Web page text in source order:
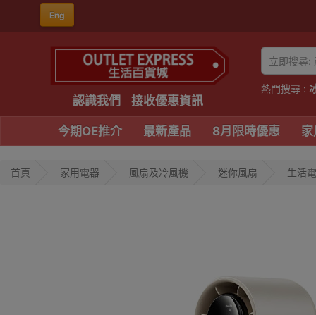
Eng
認識我們 接收優惠資訊
熱門搜尋 :
今期OE推介 最新產品 8月限時優惠
首頁 家用電器 風扇及冷風機 迷你風扇 生活